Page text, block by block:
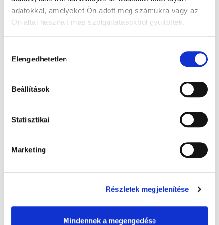
adatokkal, amelyeket Ön adott meg számukra vagy az
Ön által használt más szolgáltatásokból gyűjtöttek.
kiválasztása
Elengedhetetlen
Beállítások
Statisztikai
Marketing
Részletek megjelenítése
Mindennek a megengedése